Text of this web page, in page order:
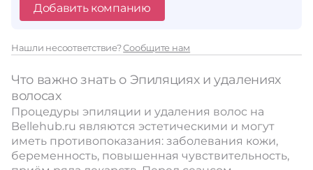
Добавить компанию
Нашли несоответствие?Сообщите нам
Что важно знать о Эпиляциях и удалениях
волосах
Процедуры эпиляции и удаления волос на
Bellehub.ru являются эстетическими и могут
иметь противопоказания: заболевания кожи,
беременность, повышенная чувствительность,